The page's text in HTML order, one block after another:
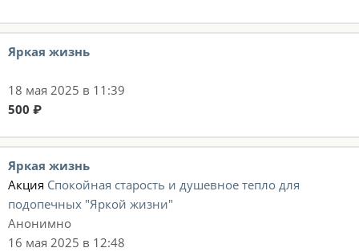
Яркая жизнь
18 мая 2025 в 11:39
500 ₽
Яркая жизнь
Акция Спокойная старость и душевное тепло для
подопечных "Яркой жизни"
Анонимно
16 мая 2025 в 12:48